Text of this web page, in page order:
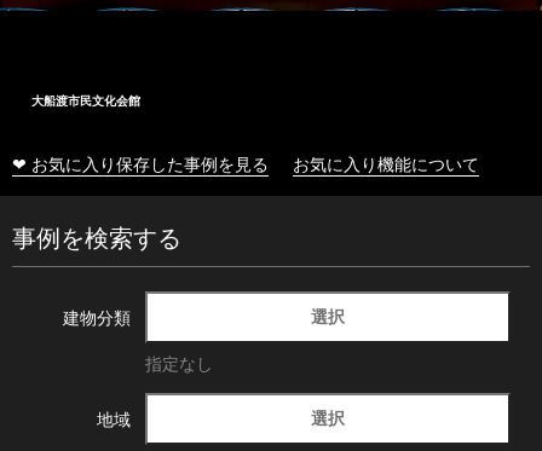
大船渡市民文化会館
❤ お気に入り保存した事例を見る お気に入り機能について
事例を検索する
建物分類 選択
指定なし
地域 選択